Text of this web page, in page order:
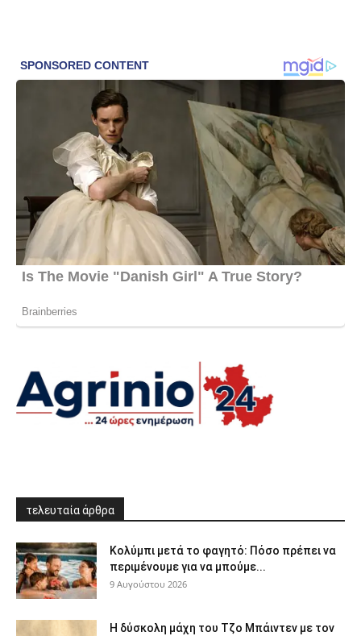
τελευταία άρθρα
Κολύμπι μετά το φαγητό: Πόσο πρέπει να
περιμένουμε για να μπούμε...
9 Αυγούστου 2026
Η δύσκολη μάχη του Τζο Μπάιντεν με τον